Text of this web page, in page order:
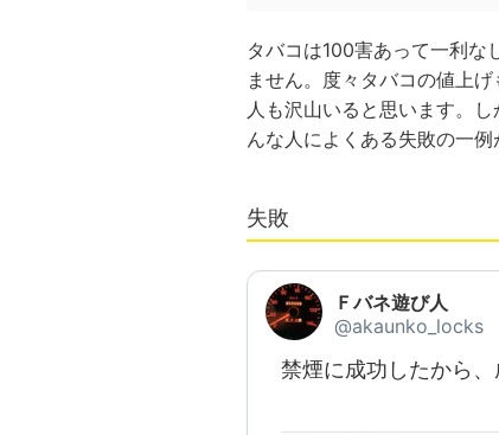
タバコは100害あって一利な
ません。度々タバコの値上
人も沢山いると思います。
んな人によくある失敗の一例
失敗
Ｆバネ遊び人
@akaunko_locks
禁煙に成功したから、